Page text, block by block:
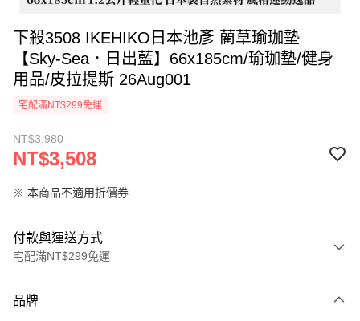
下殺3508 IKEHIKO日本池彥 藺草瑜珈墊
【Sky-Sea．日出藍】66x185cm/瑜珈墊/健身
用品/皮拉提斯 26Aug001
宅配滿NT$299免運
NT$3,980
NT$3,508
※ 本商品不適用折價券
付款與運送方式
宅配滿NT$299免運
信用卡一次付款
品牌